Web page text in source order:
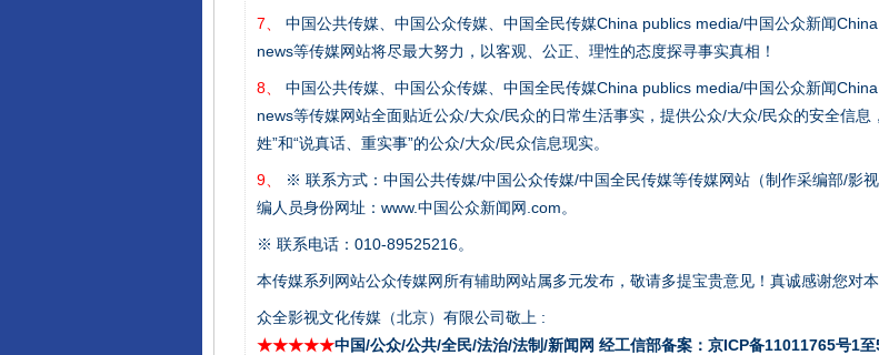
7、
中国公共传媒、中国公众传媒、中国全民传媒China publics media/中国公众新闻
news等传媒网站将尽最大努力，以客观、公正、理性的态度探寻事实真相！
8、
中国公共传媒、中国公众传媒、中国全民传媒China publics media/中国公众新闻
news等传媒网站全面贴近公众/大众/民众的日常生活事实，提供公众/大众/民众的安全信
姓”和“说真话、重实事”的公众/大众/民众信息现实。
9、
※ 联系方式：中国公共传媒/中国公众传媒/中国全民传媒等传媒网站（制作采编部/影
编人员身份网址：www.中国公众新闻网.com。
※ 联系电话：010-89525216。
本传媒系列网站公众传媒网所有辅助网站属多元发布，敬请多提宝贵意见！真诚感谢您对
众全影视文化传媒（北京）有限公司敬上 :
★★★★★中国/公众/公共/全民/法治/法制/新闻网 经工信部备案：京ICP备11011765号1
千年窑火 生生不息